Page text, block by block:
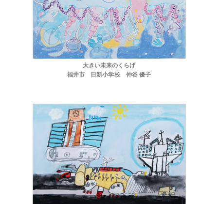
ほくげんこんシアター
大きい未来のくらげ
福井市 日新小学校 仲谷 優子